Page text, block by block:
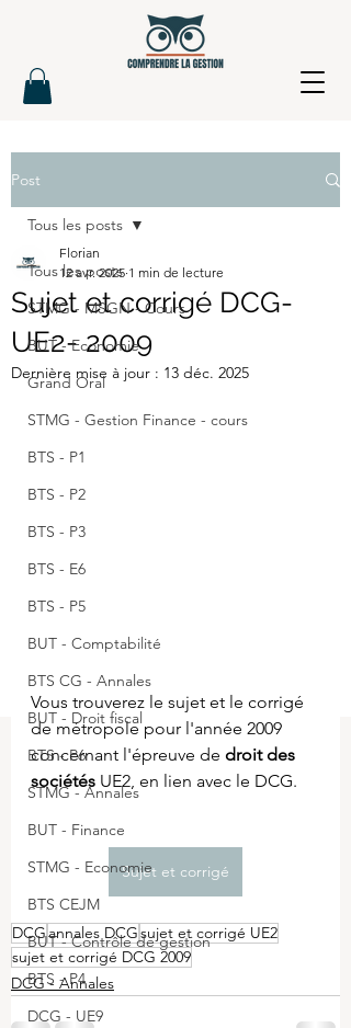
Post
Tous les posts
STMG - MSGN - Cours
BUT - Economie
Grand Oral
STMG - Gestion Finance - cours
BTS - P1
BTS - P2
BTS - P3
BTS - E6
BTS - P5
BUT - Comptabilité
BTS CG - Annales
BUT - Droit fiscal
BTS - P6
STMG - Annales
BUT - Finance
STMG - Economie
BTS CEJM
BUT - Contrôle de gestion
BTS - P4
DCG - UE9
Tous les posts
Sujet et corrigé DCG-
UE2- 2009
Florian
12 avr. 2025 1 min de lecture
Dernière mise à jour : 13 déc. 2025
Vous trouverez le sujet et le corrigé
de métropole pour l'année 2009
concernant l'épreuve de droit des
sociétés UE2, en lien avec le DCG.
Sujet et corrigé
DCGannales DCGsujet et corrigé UE2
sujet et corrigé DCG 2009
DCG - Annales